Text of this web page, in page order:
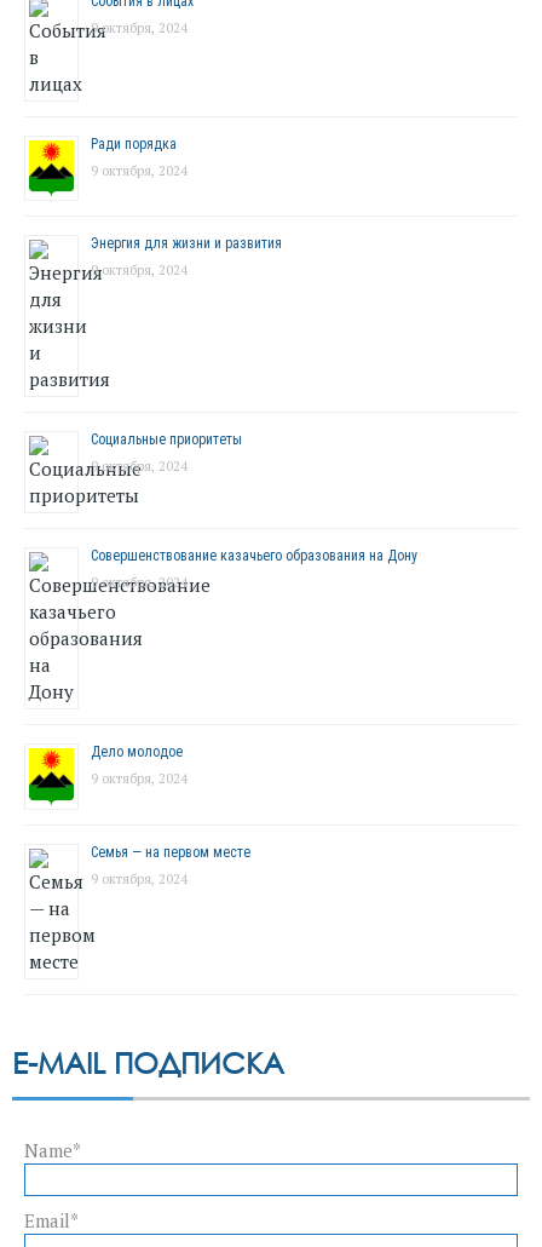
9 октября, 2024
Ради порядка
9 октября, 2024
Энергия для жизни и развития
9 октября, 2024
Социальные приоритеты
9 октября, 2024
Совершенствование казачьего образования на Дону
9 октября, 2024
Дело молодое
9 октября, 2024
Семья — на первом месте
9 октября, 2024
E-MAIL ПОДПИСКА
Name*
Email*